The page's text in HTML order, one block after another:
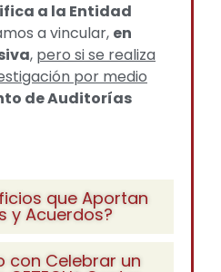
a la Entidad
a vincular, en
, pero si se realiza
por medio
de Auditorías
que Aportan
y Acuerdos?
con Celebrar un